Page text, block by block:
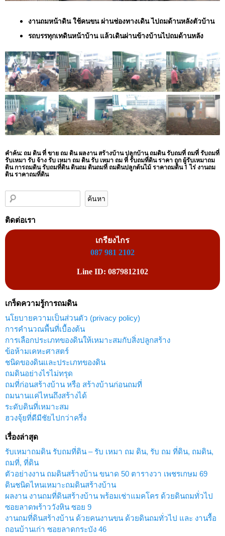
งานถมหน้าดิน ใช้คนขน ผ่านช่องทางเดิน ไปถมด้านหลังตัวบ้าน
รถบรรทุกเทดินหน้าบ้าน แล้วเดินผ่านข้างบ้านไปถมด้านหลัง
คำค้น: ถม ดิน ที่ ขาย ถม ดิน ผลงาน สร้างบ้าน ปลูกบ้าน ถมดิน รับถมที่ ถมที่ รับถมที่
รับเหมา รับ จ้าง รับ เหมา ถม ดิน รับ เหมา ถม ที่ รับถมที่ดิน ราคา ถูก ผู้รับเหมาถม
ดิน การถมดิน รับถมที่ดิน ดินถม ดินถมที่ ถมดินปลูกต้นไม้ ราคาถมดิน 1 ไร่ งานถม
ดิน ราคาถมที่ดิน
ติดต่อเรา
เกรียงไกร
087 981 2102
Line ID: 0879812102
เกร็ดความรู้การถมดิน
นโยบายความเป็นส่วนตัว (privacy policy)
การคำนวณพื้นที่เบื้องต้น
การเลือกประเภทของดินให้เหมาะสมกับสิ่งปลูกสร้าง
ข้อห้ามเคหะศาสตร์
ชนิดของดินและประเภทของดิน
ถมดินอย่างไรไม่ทรุด
ถมที่ก่อนสร้างบ้าน หรือ สร้างบ้านก่อนถมที่
ถมนานแค่ไหนถึงสร้างได้
ระดับดินที่เหมาะสม
ฮวงจุ้ยที่ดีมีชัยไปกว่าครึ่ง
เรื่องล่าสุด
รับเหมาถมดิน รับถมที่ดิน – รับ เหมา ถม ดิน, รับ ถม ที่ดิน, ถมดิน,
ถมที่, ที่ดิน
ตัวอย่างงาน ถมดินสร้างบ้าน ขนาด 50 ตารางวา เพชรเกษม 69
ดินชนิดไหนเหมาะถมดินสร้างบ้าน
ผลงาน งานถมที่ดินสร้างบ้าน พร้อมเช่าแมคโคร ด้วยดินถมทั่วไป
ซอยลาดพร้าววังหิน ซอย 9
งานถมที่ดินสร้างบ้าน ด้วยคนงานขน ด้วยดินถมทั่วไป และ งานรื้อ
ถอนบ้านเก่า ซอยลาดกระบัง 46